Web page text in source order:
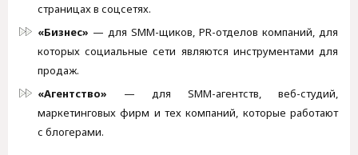
страницах в соцсетях.
«Бизнес» — для SMM-щиков, PR-отделов компаний, для
которых социальные сети являются инструментами для
продаж.
«Агентство» — для SMM-агентств, веб-студий,
маркетинговых фирм и тех компаний, которые работают
с блогерами.